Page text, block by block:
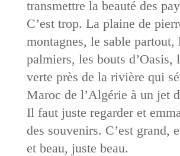
transmettre la beauté des
C’est trop. La plaine de
montagnes, le sable partout,
palmiers, les bouts d’Oasis,
verte près de la rivière qui
Maroc de l’Algérie à un jet
Il faut juste regarder et
des souvenirs. C’est grand,
et beau, juste beau.